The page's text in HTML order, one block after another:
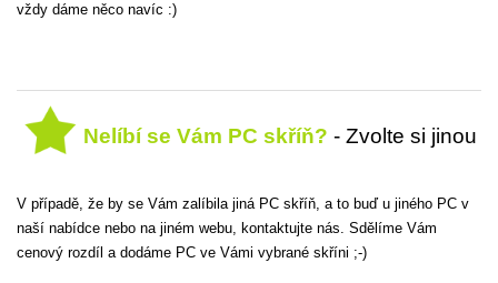
vždy dáme něco navíc :)
Nelíbí se Vám PC skříň? - Zvolte si jinou
V případě, že by se Vám zalíbila jiná PC skříň, a to buď u jiného PC v
naší nabídce nebo na jiném webu, kontaktujte nás. Sdělíme Vám
cenový rozdíl a dodáme PC ve Vámi vybrané skříni ;-)